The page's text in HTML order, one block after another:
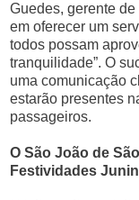
Guedes, gerente
em oferecer um
todos possam
tranquilidade”. O
uma comunicação
estarão presentes
passageiros.
O São João de
Festividades